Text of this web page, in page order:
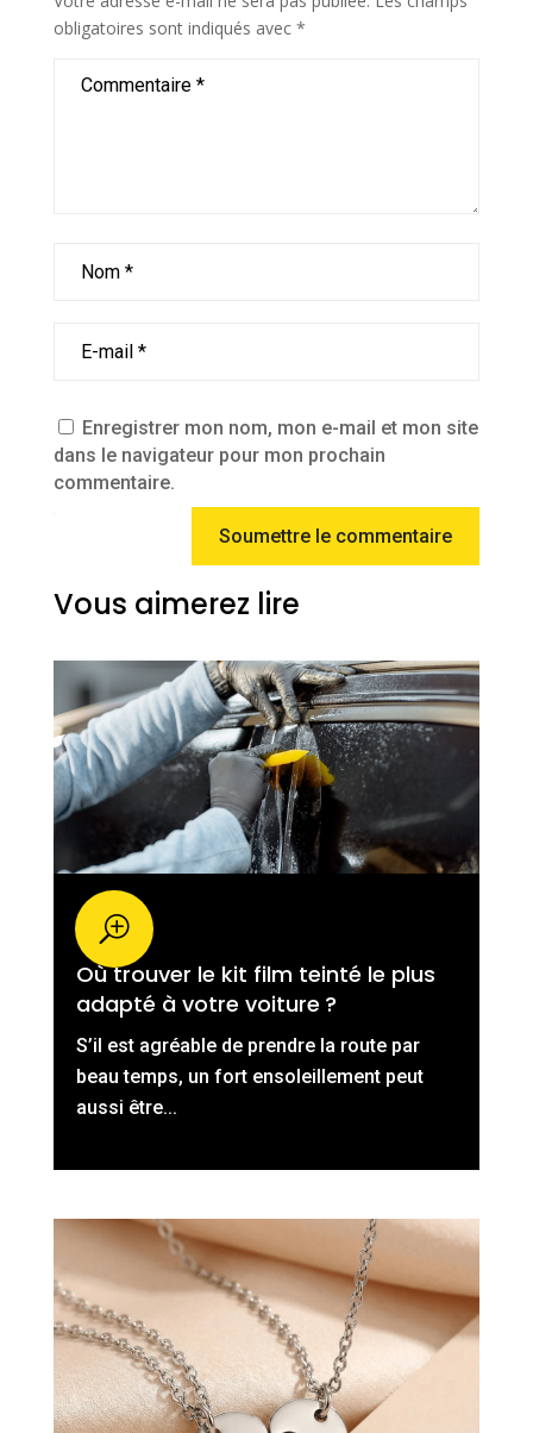
obligatoires sont indiqués avec *
Enregistrer mon nom, mon e-mail et mon site
dans le navigateur pour mon prochain
commentaire.
Soumettre le commentaire
Vous aimerez lire
Où trouver le kit film teinté le plus
adapté à votre voiture ?
S’il est agréable de prendre la route par
beau temps, un fort ensoleillement peut
aussi être...